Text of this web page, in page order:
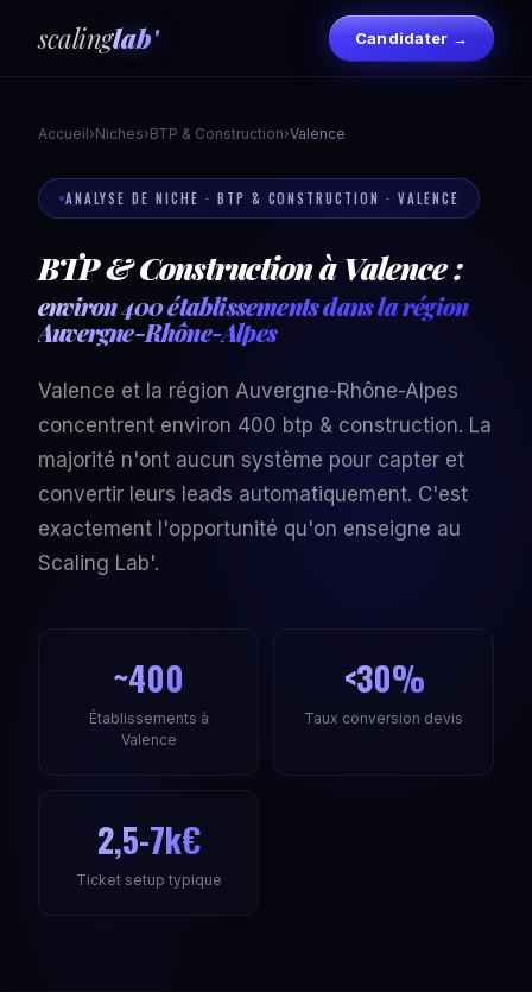
scalinglab' Candidater →
Accueil›Niches›BTP & Construction›Valence
ANALYSE DE NICHE · BTP & CONSTRUCTION · VALENCE
BTP & Construction à Valence :
environ 400 établissements dans la région
Auvergne-Rhône-Alpes
Valence et la région Auvergne-Rhône-Alpes
concentrent environ 400 btp & construction. La
majorité n'ont aucun système pour capter et
convertir leurs leads automatiquement. C'est
exactement l'opportunité qu'on enseigne au
Scaling Lab'.
~400
Établissements à
Valence
<30%
Taux conversion devis
2,5-7k€
Ticket setup typique